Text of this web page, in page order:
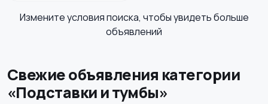
Измените условия поиска, чтобы увидеть больше
объявлений
Свежие объявления категории
«Подставки и тумбы»